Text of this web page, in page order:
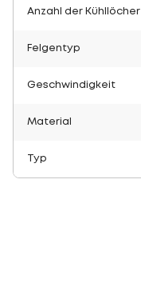
Anzahl der Kühllöcher
Felgentyp
Geschwindigkeit
Material
Typ